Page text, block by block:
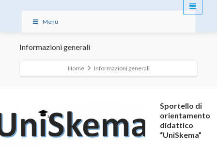
Menu
Informazioni generali
Home Informazioni generali
Sportello di
orientamento
didattico
“UniSkema”